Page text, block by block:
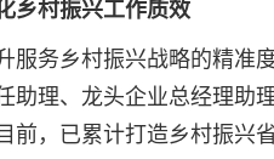
乡村振兴工作质效
服务乡村振兴战略的精准
助理、龙头企业总经理助
前，已累计打造乡村振兴